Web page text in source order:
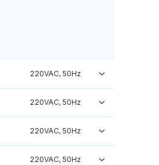
220VAC, 50Hz
220VAC, 50Hz
220VAC, 50Hz
220VAC, 50Hz